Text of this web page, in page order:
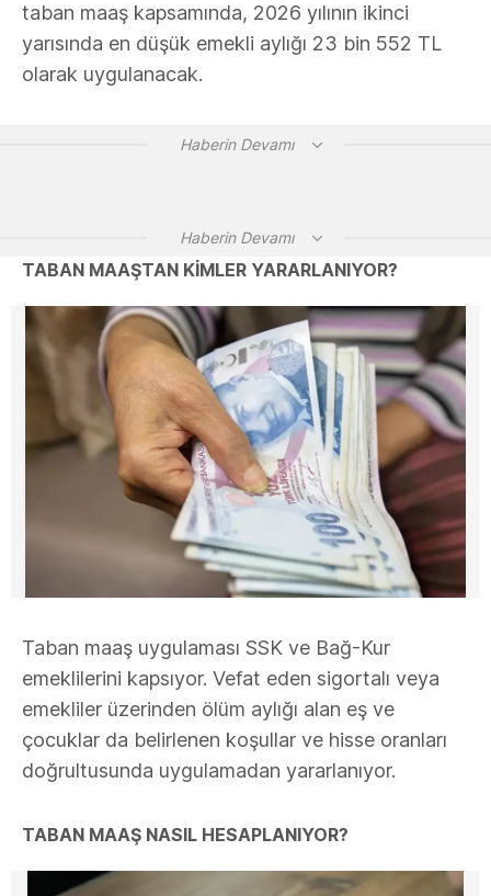
taban maaş kapsamında, 2026 yılının ikinci
yarısında en düşük emekli aylığı 23 bin 552 TL
olarak uygulanacak.
Haberin Devamı
Haberin Devamı
TABAN MAAŞTAN KİMLER YARARLANIYOR?
Taban maaş uygulaması SSK ve Bağ-Kur
emeklilerini kapsıyor. Vefat eden sigortalı veya
emekliler üzerinden ölüm aylığı alan eş ve
çocuklar da belirlenen koşullar ve hisse oranları
doğrultusunda uygulamadan yararlanıyor.
TABAN MAAŞ NASIL HESAPLANIYOR?